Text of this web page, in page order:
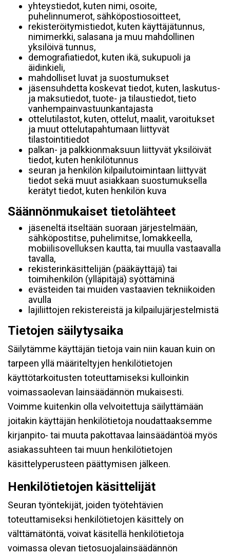
yhteystiedot, kuten nimi, osoite,
puhelinnumerot, sähköpostiosoitteet,
rekisteröitymistiedot, kuten käyttäjätunnus,
nimimerkki, salasana ja muu mahdollinen
yksilöivä tunnus,
demografiatiedot, kuten ikä, sukupuoli ja
äidinkieli,
mahdolliset luvat ja suostumukset
jäsensuhdetta koskevat tiedot, kuten, laskutus-
ja maksutiedot, tuote- ja tilaustiedot, tieto
vanhempainvastuunkantajasta
ottelutilastot, kuten, ottelut, maalit, varoitukset
ja muut ottelutapahtumaan liittyvät
tilastointitiedot
palkan- ja palkkionmaksuun liittyvät yksilöivät
tiedot, kuten henkilötunnus
seuran ja henkilön kilpailutoimintaan liittyvät
tiedot sekä muut asiakkaan suostumuksella
kerätyt tiedot, kuten henkilön kuva
Säännönmukaiset tietolähteet
jäseneltä itseltään suoraan järjestelmään,
sähköpostitse, puhelimitse, lomakkeella,
mobiilisovelluksen kautta, tai muulla vastaavalla
tavalla,
rekisterinkäsittelijän (pääkäyttäjä) tai
toimihenkilön (ylläpitäjä) syöttäminä
evästeiden tai muiden vastaavien tekniikoiden
avulla
lajiliittojen rekistereistä ja kilpailujärjestelmistä
Tietojen säilytysaika
Säilytämme käyttäjän tietoja vain niin kauan kuin on
tarpeen yllä määriteltyjen henkilötietojen
käyttötarkoitusten toteuttamiseksi kulloinkin
voimassaolevan lainsäädännön mukaisesti.
Voimme kuitenkin olla velvoitettuja säilyttämään
joitakin käyttäjän henkilötietoja noudattaaksemme
kirjanpito- tai muuta pakottavaa lainsäädäntöä myös
asiakassuhteen tai muun henkilötietojen
käsittelyperusteen päättymisen jälkeen.
Henkilötietojen käsittelijät
Seuran työntekijät, joiden työtehtävien
toteuttamiseksi henkilötietojen käsittely on
välttämätöntä, voivat käsitellä henkilötietoja
voimassa olevan tietosuojalainsäädännön